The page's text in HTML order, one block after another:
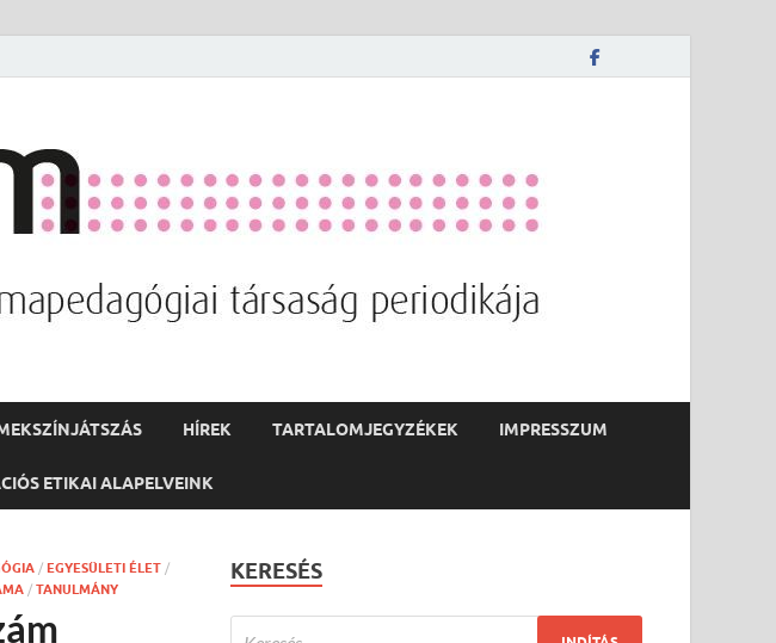
HÍREK TARTALOMJEGYZÉKEK IMPRESSZUM
ETIKAI ALAPELVEINK
/ EGYESÜLETI ÉLET /
/ TANULMÁNY
KERESÉS